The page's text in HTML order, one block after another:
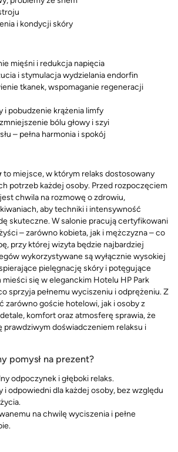
i kondycji skóry
mięśni i redukcja napięcia
i stymulacja wydzielania endorfin
tkanek, wspomaganie regeneracji
i pobudzenie krążenia limfy
bólu głowy i szyi
– pełna harmonia i spokój
to miejsce, w którym relaks dostosowany
potrzeb każdej osoby. Przed rozpoczęciem
chwila na rozmowę o zdrowiu,
aby techniki i intensywność
skuteczne. W salonie pracują certyfikowani
– zarówno kobieta, jak i mężczyzna – co
przy której wizyta będzie najbardziej
wykorzystywane są wyłącznie wysokiej
pielęgnację skóry i potęgujące
mieści się w eleganckim Hotelu HP Park
sprzyja pełnemu wyciszeniu i odprężeniu. Z
zarówno goście hotelowi, jak i osoby z
komfort oraz atmosferę sprawia, że
prawdziwym doświadczeniem relaksu i
pomysł na prezent?
odpoczynek i głęboki relaks.
i odpowiedni dla każdej osoby, bez względu
na chwilę wyciszenia i pełne